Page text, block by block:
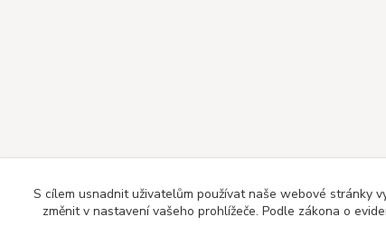
S cílem usnadnit uživatelům používat naše webové stránky
změnit v nastavení vašeho prohlížeče. Podle zákona o